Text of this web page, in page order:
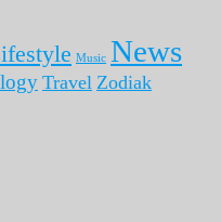
Music News
Travel Zodiak